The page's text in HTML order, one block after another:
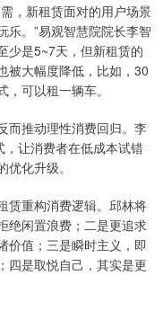
，新租赁面对的用户场景
乐。”易观智慧院院长李智
少是5~7天，但新租赁的
被大幅度降低，比如，30
可以租一辆车。
推动理性消费回归。李
，让消费者在低成本试错
化升级。
重构消费逻辑。邱林将
绝闲置浪费；二是更追求
价值；三是瞬时主义，即
四是取悦自己，其实是更